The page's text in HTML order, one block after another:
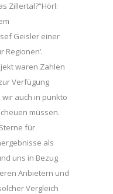
Zillertal?“Hörl:
Geisler einer
waren Zahlen
Verfügung
auch in punkto
müssen.
für
als
uns in Bezug
Anbietern und
Vergleich